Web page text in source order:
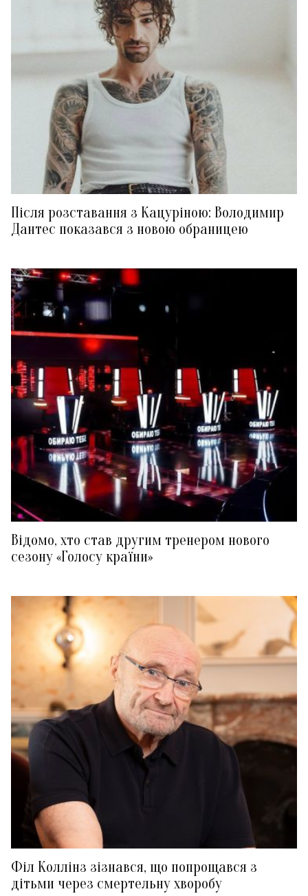
Після розставання з Кацуріною: Володимир
Дантес показався з новою обраницею
Відомо, хто став другим тренером нового
сезону «Голосу країни»
Філ Коллінз зізнався, що попрощався з
дітьми через смертельну хворобу